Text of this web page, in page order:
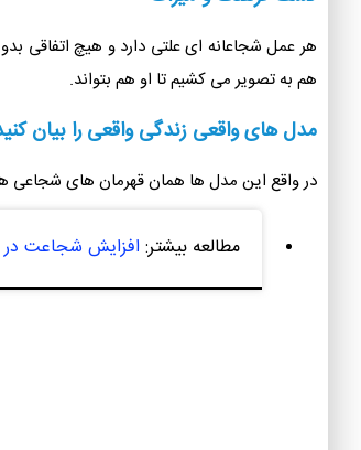
برای اینکه کودک شما چیزهای جدید را فرا
قرار دهیم که از آنها ترس دارد تا بتواند بر
کشف فرهنگ و میراث
هر عمل شجاعانه ای علتی دارد و هیچ اتفاقی
هم به تصویر می کشیم تا او هم بتواند.